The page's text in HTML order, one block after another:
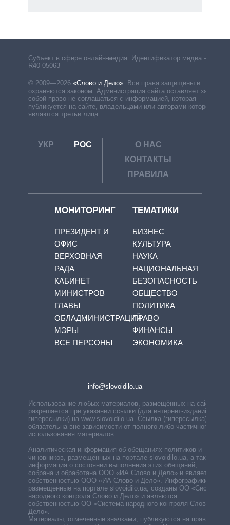
Субъект в сфере онлайн-медиа. Идентификатор медиа –
R40-05063
© 2009—2026 «Слово и Дело». Все права защищены и
охраняются законом. Администрация сайта оставляет за
собой право не соглашаться с информацией, которая
публикуется на сайте, владельцами или авторами которой
являются третьи лица.
УКР РОС
О НАС
КОНТАКТЫ
ПРАВИЛА
МОНИТОРИНГ
ПРЕЗИДЕНТ И
ОФИС
ВЕРХОВНАЯ
РАДА
КАБИНЕТ
МИНИСТРОВ
ГЛАВЫ
ОБЛАДМИНИСТРАЦИЙ
МЭРЫ
ВСЕ ПЕРСОНЫ
ТЕМАТИКИ
БИЗНЕС
КУЛЬТУРА
НАУКА
НАЦИОНАЛЬНАЯ
БЕЗОПАСНОСТЬ
ОБЩЕСТВО
ПОЛИТИКА
ПРАВО
ФИНАНСЫ
ЭКОНОМИКА
info@slovoidilo.ua
Использование любых материалов, размещённых на сайте,
разрешается при указании ссылки (для интернет-изданий —
гиперссылки) на www.slovoidilo.ua. Ссылка (гиперссылка)
обязательна вне зависимости от полного либо частичного
использования материалов.
Аналитическая информация об обещаниях политиков и
чиновников, размещенных на портале slovoidilo.ua, а также
информация о состоянии выполнения этих обещаний,
собрана и обработана ООО «ИА Слово и Дело» и является
собственностью ООО «ИА Слово и Дело». Инфографики,
размещенные на портале slovoidilo.ua, созданы ОО «Система
народного контроля Слово и Дело» и являются
собственностью ОО «Система народного контроля Слово и
Дело».
Материалы, отмеченные значками, публикуются на правах